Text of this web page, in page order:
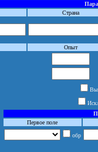
Страна
Опыт
Первое поле
обр